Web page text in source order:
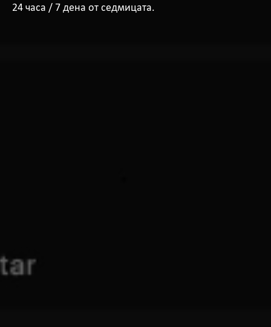
24 часа / 7 дена от седмицата.